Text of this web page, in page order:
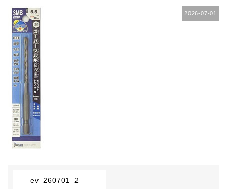
2026-07-01
ev_260701_2